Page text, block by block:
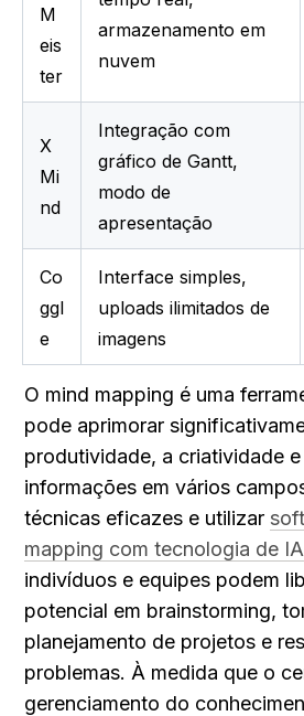
M
eis
ter
armazenamento em
nuvem
X
Mi
nd
Integração com
gráfico de Gantt,
modo de
apresentação
Co
ggl
e
Interface simples,
uploads ilimitados de
imagens
O mind mapping é uma
pode aprimorar
produtividade, a criatividade
informações em vários
técnicas eficazes e utilizar
mapping com tecnologia de IA
indivíduos e equipes podem
potencial em brainstorming,
planejamento de projetos e
problemas. À medida que o
gerenciamento do